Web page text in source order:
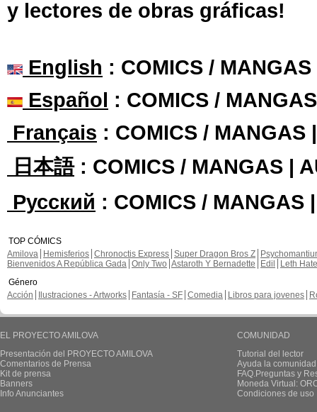
y lectores de obras gráficas!
English : COMICS /
Español : COMICS /
Français : COMICS / MANGAS
日本語: COMICS / MANGAS |
Русский : COMICS / MANGAS
TOP CÓMICS
Amilova
Hemisferios Chronoctis Express Super Dragon Bros Z
Bienvenidos A República Gada Only Two Astaroth Y Bernadette Edil
Leth Hate
Género
Acción
Ilustraciones - Artworks Fantasía - SF Comedia Libros para jovenes
EL PROYECTO AMILOVA
Presentación del PROYECTO AMILOVA
Comentarios de Prensa
Kit de prensa
Banners
Info Anunciantes
COMUNIDAD
Tutorial del lector
Ayuda la
FAQ.Preguntas y
Moneda Virtual:
Condiciones de uso